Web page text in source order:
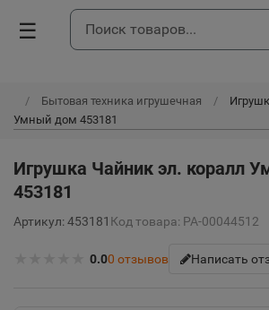
☰
Бытовая техника игрушечная
Умный дом 453181
Игрушка Чайник эл. коралл
453181
Артикул: 453181 Код товара: РА-00044512
0.00 отзывов Написать